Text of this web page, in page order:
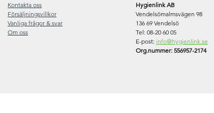
Kontakta oss
Försäljningsvillkor
Vanliga frågor & svar
Om oss
Hygienlink AB
Vendelsömalmsvägen 98
136 69 Vendelsö
Tel: 08-20 60 05
E-post: info@hygienlink.se
Org.nummer: 556957-2174